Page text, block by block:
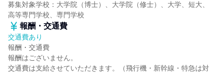
募集対象学校：大学院（博士）、大学院（修士）、大学、短大、
高等専門学校、専門学校
報酬・交通費
交通費あり
報酬・交通費
報酬はございません。
交通費は支給させていただきます。（飛行機・新幹線・特急は対